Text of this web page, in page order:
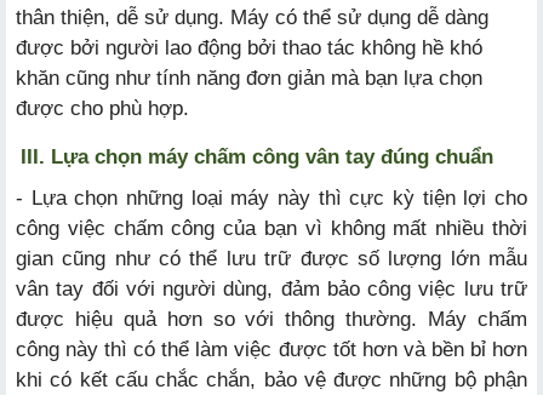
thân thiện, dễ sử dụng. Máy có thể sử dụng dễ dàng
được bởi người lao động bởi thao tác không hề khó
khăn cũng như tính năng đơn giản mà bạn lựa chọn
được cho phù hợp.
III. Lựa chọn máy chấm công vân tay đúng chuẩn
- Lựa chọn những loại máy này thì cực kỳ tiện lợi cho
công việc chấm công của bạn vì không mất nhiều thời
gian cũng như có thể lưu trữ được số lượng lớn mẫu
vân tay đối với người dùng, đảm bảo công việc lưu trữ
được hiệu quả hơn so với thông thường. Máy chấm
công này thì có thể làm việc được tốt hơn và bền bỉ hơn
khi có kết cấu chắc chắn, bảo vệ được những bộ phận